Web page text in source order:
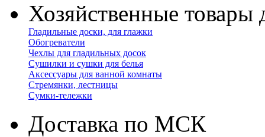
Хозяйственные товары
Гладильные доски, для глажки
Обогреватели
Чехлы для гладильных досок
Сушилки и сушки для белья
Аксессуары для ванной комнаты
Стремянки, лестницы
Сумки-тележки
Доставка по МСК